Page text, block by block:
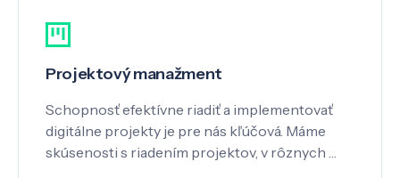
Projektový manažment
Schopnosť efektívne riadiť a implementovať
digitálne projekty je pre nás kľúčová. Máme
skúsenosti s riadením projektov, v rôznych …